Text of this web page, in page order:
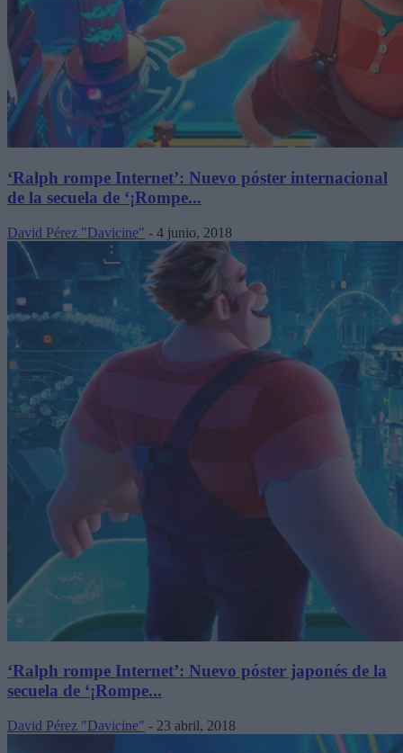
‘Ralph rompe Internet’: Nuevo póster internacional
de la secuela de ‘¡Rompe...
David Pérez "Davicine" - 4 junio, 2018
‘Ralph rompe Internet’: Nuevo póster japonés de la
secuela de ‘¡Rompe...
David Pérez "Davicine" - 23 abril, 2018